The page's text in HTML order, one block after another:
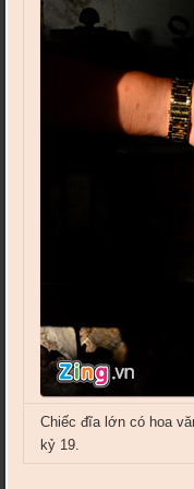
Chiếc đĩa lớn có hoa
kỷ 19.